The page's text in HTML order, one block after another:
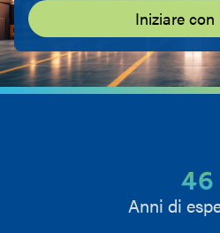
Iniziare
46
Anni di